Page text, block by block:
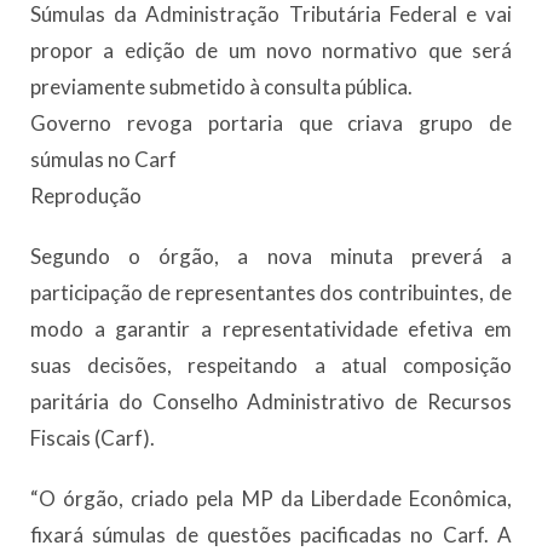
Súmulas da Administração Tributária Federal e vai
propor a edição de um novo normativo que será
previamente submetido à consulta pública.
Governo revoga portaria que criava grupo de
súmulas no Carf
Reprodução
Segundo o órgão, a nova minuta preverá a
participação de representantes dos contribuintes, de
modo a garantir a representatividade efetiva em
suas decisões, respeitando a atual composição
paritária do Conselho Administrativo de Recursos
Fiscais (Carf).
“O órgão, criado pela MP da Liberdade Econômica,
fixará súmulas de questões pacificadas no Carf. A